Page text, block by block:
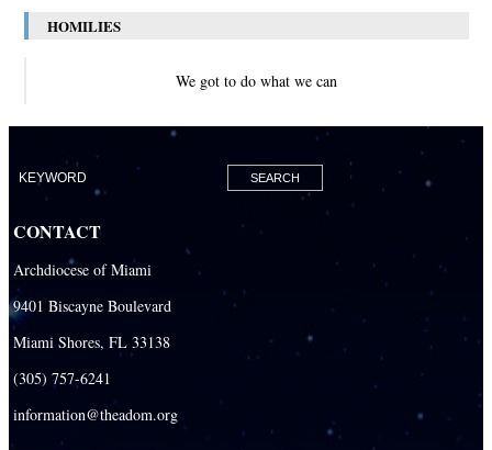
HOMILIES
We got to do what we can
CONTACT
Archdiocese of Miami
9401 Biscayne Boulevard
Miami Shores, FL 33138
(305) 757-6241
information@theadom.org